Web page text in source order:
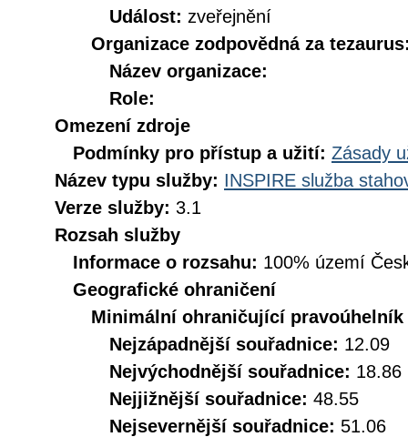
Událost: zveřejnění
Organizace zodpovědná za
Název organizace:
Role:
Omezení zdroje
Podmínky pro přístup a užití: Zásady
Název typu služby: INSPIRE služba
Verze služby: 3.1
Rozsah služby
Informace o rozsahu: 100% území
Geografické ohraničení
Minimální ohraničující pravoúhelník
Nejzápadnější souřadnice: 12.09
Nejvýchodnější souřadnice: 18.86
Nejjižnější souřadnice: 48.55
Nejsevernější souřadnice: 51.06